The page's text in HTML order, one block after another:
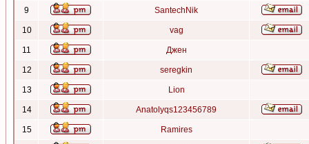
9 SantechNik
10 vag
11 Джен
12 seregkin
13 Lion
14 Anatolyqs123456789
15 Ramires